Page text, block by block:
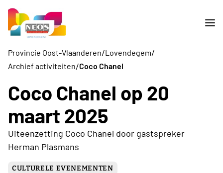
Provincie Oost-Vlaanderen/Lovendegem/
Archief activiteiten/Coco Chanel
Coco Chanel op 20
maart 2025
Uiteenzetting Coco Chanel door gastspreker
Herman Plasmans
CULTURELE EVENEMENTEN